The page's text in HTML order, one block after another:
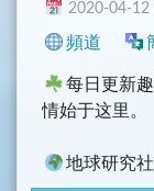
2020-04-12
頻道
每日更新
情始于这里。
地球研究